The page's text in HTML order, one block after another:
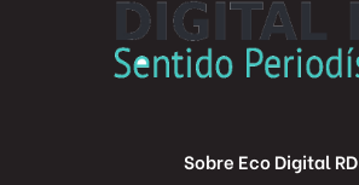
Sobre Eco Digital RD